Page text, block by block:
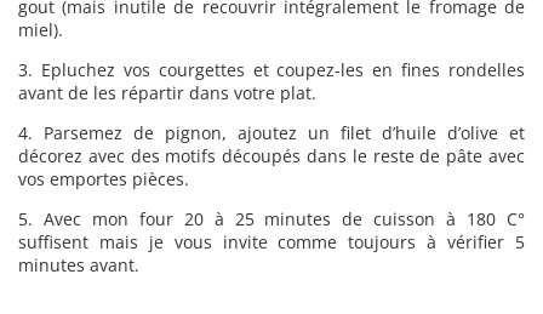
gout (mais inutile de recouvrir intégralement le fromage de
miel).
3. Epluchez vos courgettes et coupez-les en fines rondelles
avant de les répartir dans votre plat.
4. Parsemez de pignon, ajoutez un filet d’huile d’olive et
décorez avec des motifs découpés dans le reste de pâte avec
vos emportes pièces.
5. Avec mon four 20 à 25 minutes de cuisson à 180 C°
suffisent mais je vous invite comme toujours à vérifier 5
minutes avant.